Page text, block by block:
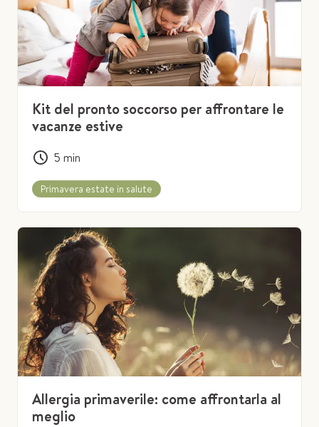
Kit del pronto soccorso per affrontare le
vacanze estive
5 min
Primavera estate in salute
Allergia primaverile: come affrontarla al
meglio